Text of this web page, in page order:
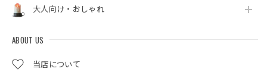
大人向け・おしゃれ
ABOUT US
当店について